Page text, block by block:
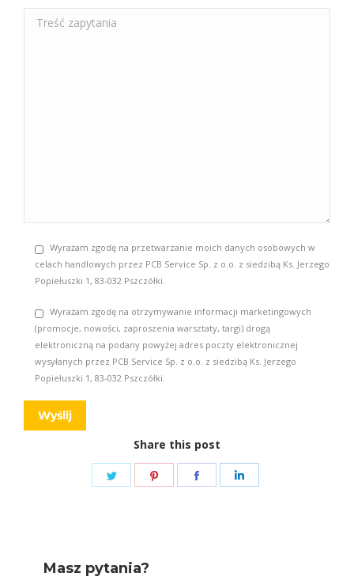
Wyrażam zgodę na przetwarzanie moich danych osobowych w
celach handlowych przez PCB Service Sp. z o.o. z siedzibą Ks. Jerzego
Popiełuszki 1, 83-032 Pszczółki.
Wyrażam zgodę na otrzymywanie informacji marketingowych
(promocje, nowości, zaproszenia warsztaty, targi) drogą
elektroniczną na podany powyżej adres poczty elektronicznej
wysyłanych przez PCB Service Sp. z o.o. z siedzibą Ks. Jerzego
Popiełuszki 1, 83-032 Pszczółki.
Share this post
Share
Share
Share
Masz pytania?